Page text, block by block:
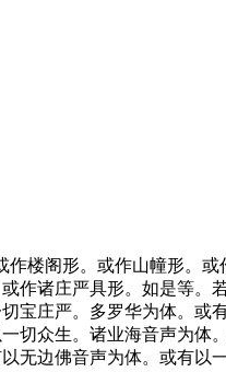
作楼阁形。或作山幢形。
作诸庄严具形。如是等。
宝庄严。多罗华为体。或
切众生。诸业海音声为体
无边佛音声为体。或有以